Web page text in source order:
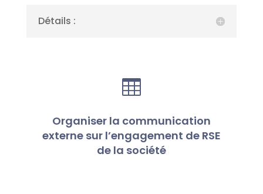
Détails :

Organiser la communication
externe sur l’engagement de RSE
de la société